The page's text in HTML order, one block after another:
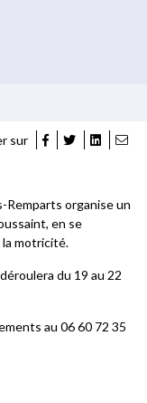
sur
Remparts organise un
en se
motricité.
du 19 au 22
au 06 60 72 35